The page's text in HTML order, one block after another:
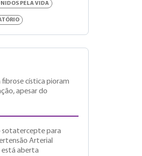
PELA VIDA
cística pioram
apesar do
sotatercepte para
Arterial
está aberta